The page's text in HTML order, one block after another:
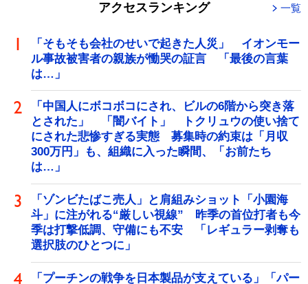
アクセスランキング 一覧
「そもそも会社のせいで起きた人災」 イオンモー
ル事故被害者の親族が慟哭の証言 「最後の言葉
は…」
「中国人にボコボコにされ、ビルの6階から突き落
とされた」 「闇バイト」 トクリュウの使い捨て
にされた悲惨すぎる実態 募集時の約束は「月収
300万円」も、組織に入った瞬間、「お前たち
は…」
「ゾンビたばこ売人」と肩組みショット「小園海
斗」に注がれる“厳しい視線” 昨季の首位打者も今
季は打撃低調、守備にも不安 「レギュラー剥奪も
選択肢のひとつに」
「プーチンの戦争を日本製品が支えている」「パー